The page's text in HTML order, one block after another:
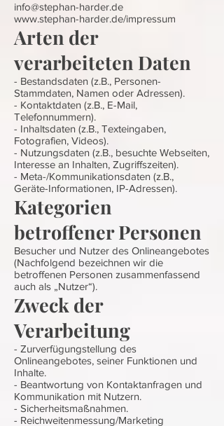
info@stephan-harder.de
www.stephan-harder.de/impressum
Arten der
verarbeiteten Daten
- Bestandsdaten (z.B., Personen-
Stammdaten, Namen oder Adressen).
- Kontaktdaten (z.B., E-Mail,
Telefonnummern).
- Inhaltsdaten (z.B., Texteingaben,
Fotografien, Videos).
- Nutzungsdaten (z.B., besuchte Webseiten,
Interesse an Inhalten, Zugriffszeiten).
- Meta-/Kommunikationsdaten (z.B.,
Geräte-Informationen, IP-Adressen).
Kategorien
betroffener Personen
Besucher und Nutzer des Onlineangebotes
(Nachfolgend bezeichnen wir die
betroffenen Personen zusammenfassend
auch als „Nutzer“).
Zweck der
Verarbeitung
- Zurverfügungstellung des
Onlineangebotes, seiner Funktionen und
Inhalte.
- Beantwortung von Kontaktanfragen und
Kommunikation mit Nutzern.
- Sicherheitsmaßnahmen.
- Reichweitenmessung/Marketing